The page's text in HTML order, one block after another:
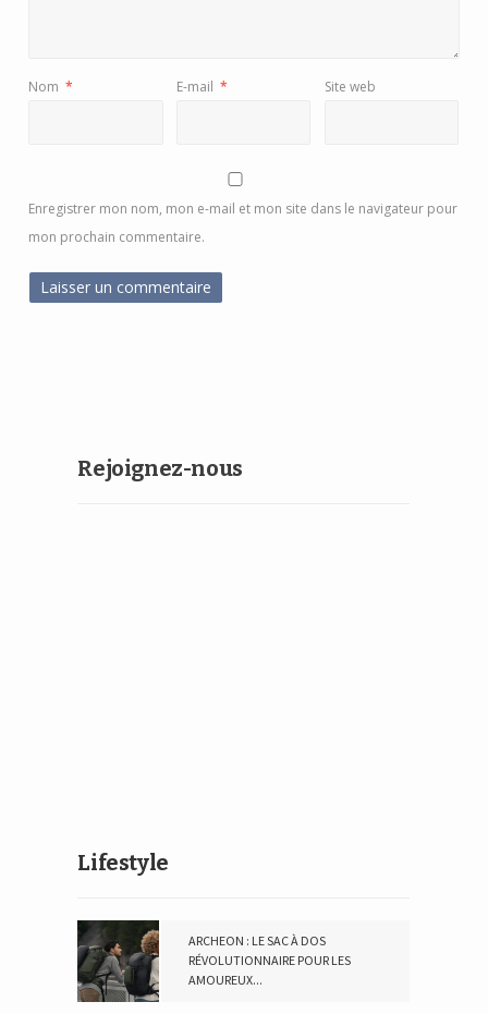
Nom * E-mail * Site web
Enregistrer mon nom, mon e-mail et mon site dans le navigateur pour
mon prochain commentaire.
Rejoignez-nous
Lifestyle
ARCHEON : LE SAC À DOS
RÉVOLUTIONNAIRE POUR LES
AMOUREUX...